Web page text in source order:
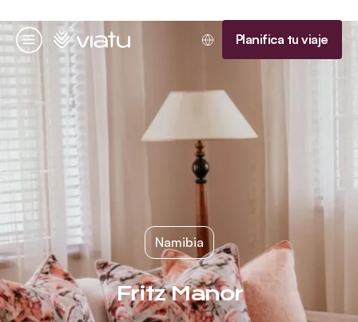
Menú
Página de inicio Planifica tu viaje
Namibia
Fritz Manor